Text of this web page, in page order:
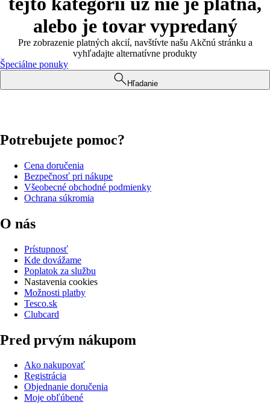
alebo je tovar vypredaný
Pre zobrazenie platných akcií, navštívte našu Akčnú stránku a
vyhľadajte alternatívne produkty
Špeciálne ponuky
Hľadanie
Potrebujete pomoc?
Cena doručenia
Bezpečnosť pri nákupe
Všeobecné obchodné podmienky
Ochrana súkromia
O nás
Prístupnosť
Kde dovážame
Poplatok za službu
Nastavenia cookies
Možnosti platby
Tesco.sk
Clubcard
Pred prvým nákupom
Ako nakupovať
Registrácia
Objednanie doručenia
Moje obľúbené